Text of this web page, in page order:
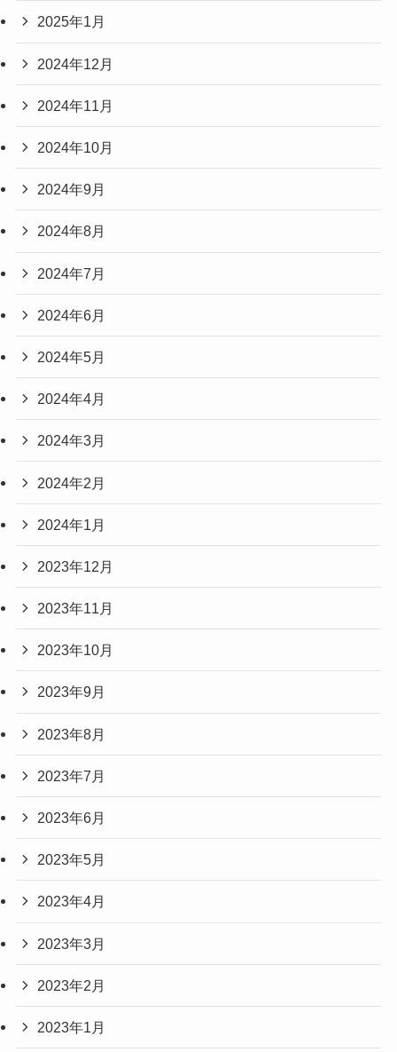
2025年1月
2024年12月
2024年11月
2024年10月
2024年9月
2024年8月
2024年7月
2024年6月
2024年5月
2024年4月
2024年3月
2024年2月
2024年1月
2023年12月
2023年11月
2023年10月
2023年9月
2023年8月
2023年7月
2023年6月
2023年5月
2023年4月
2023年3月
2023年2月
2023年1月